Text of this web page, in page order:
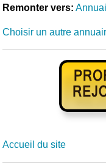
Remonter vers:
Choisir un autre
Accueil du site